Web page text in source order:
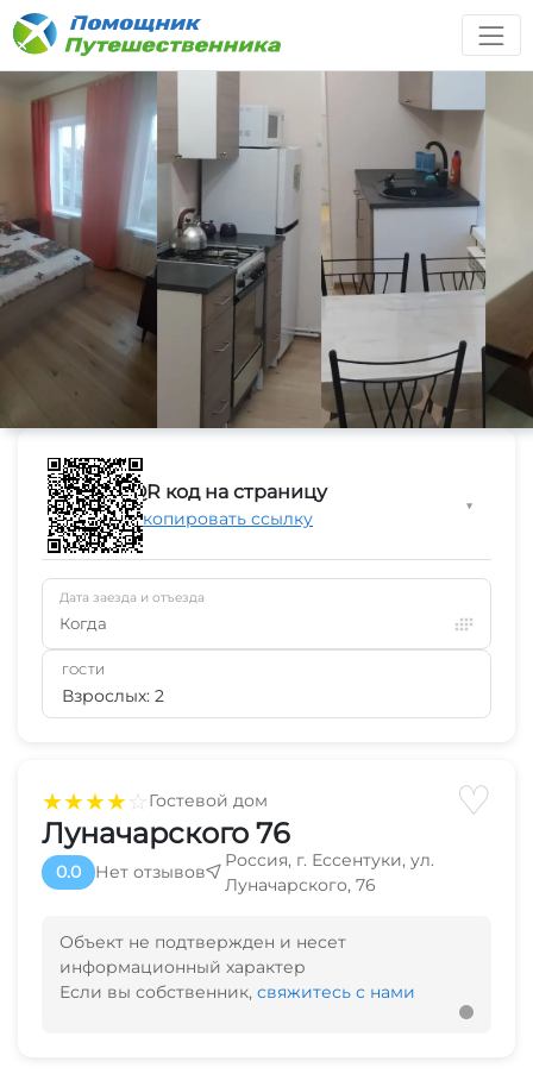
★★★★☆Гостевой дом ♡
Луначарского 76
0.0 Нет отзывов
Россия, г. Ессентуки, ул.
Луначарского, 76
Объект не подтвержден и несет
информационный характер
Если вы собственник, свяжитесь с нами
QR код на страницу
Скопировать ссылку
▼
Дата заезда и отъезда
Когда
ГОСТИ
Взрослых: 2